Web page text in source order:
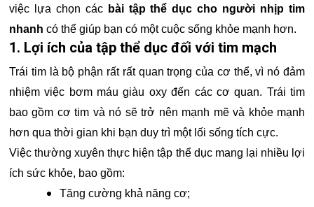
việc lựa chọn các bài tập thể dục cho người nhịp tim
nhanh có thể giúp bạn có một cuộc sống khỏe mạnh hơn.
1. Lợi ích của tập thể dục đối với tim mạch
Trái tim là bộ phận rất rất quan trọng của cơ thể, vì nó đảm
nhiệm việc bơm máu giàu oxy đến các cơ quan. Trái tim
bao gồm cơ tim và nó sẽ trở nên mạnh mẽ và khỏe mạnh
hơn qua thời gian khi bạn duy trì một lối sống tích cực.
Việc thường xuyên thực hiện tập thể dục mang lại nhiều lợi
ích sức khỏe, bao gồm:
Tăng cường khả năng cơ;